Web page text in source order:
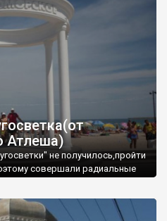
Атлеша)
не получилось,пройти
совершали радиальные